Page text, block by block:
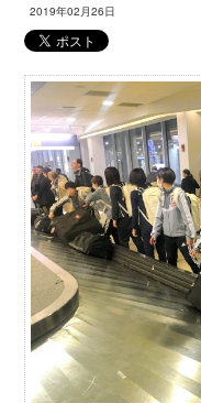
2019年02月26日